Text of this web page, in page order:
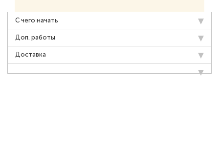
С чего начать
Доп. работы
Доставка